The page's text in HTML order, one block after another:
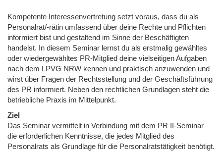
Kompetente Interessenvertretung setzt voraus, dass du als
Personalrat/-rätin umfassend über deine Rechte und Pflichten
informiert bist und gestaltend im Sinne der Beschäftigten
handelst. In diesem Seminar lernst du als erstmalig gewähltes
oder wiedergewähltes PR-Mitglied deine vielseitigen Aufgaben
nach dem LPVG NRW kennen und praktisch anzuwenden und
wirst über Fragen der Rechtsstellung und der Geschäftsführung
des PR informiert. Neben den rechtlichen Grundlagen steht die
betriebliche Praxis im Mittelpunkt.
Ziel
Das Seminar vermittelt in Verbindung mit dem PR II-Seminar
die erforderlichen Kenntnisse, die jedes Mitglied des
Personalrats als Grundlage für die Personalratstätigkeit benötigt.